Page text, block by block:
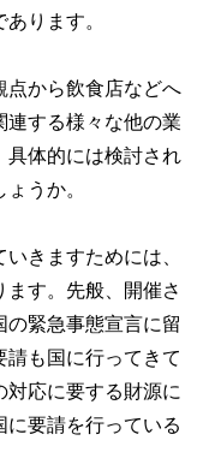
ります。
点から飲食店などへ
連する様々な他の業
具体的には検討され
うか。
きますためには、
す。先般、開催さ
緊急事態宣言に留
請も国に行ってきて
対応に要する財源に
要請を行っている